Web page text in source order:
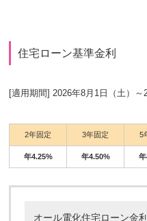
住宅ローン基準金利
[適用期間] 2026年8月1日（土）～
2年固定 3年固定 5
年4.25% 年4.50%
オール電化住宅ローン金